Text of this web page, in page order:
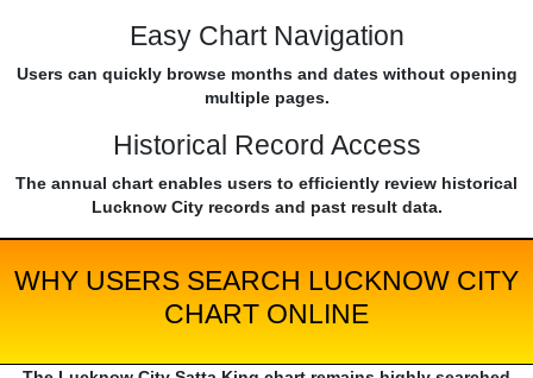
Easy Chart Navigation
Users can quickly browse months and dates without opening
multiple pages.
Historical Record Access
The annual chart enables users to efficiently review historical
Lucknow City records and past result data.
WHY USERS SEARCH LUCKNOW CITY
CHART ONLINE